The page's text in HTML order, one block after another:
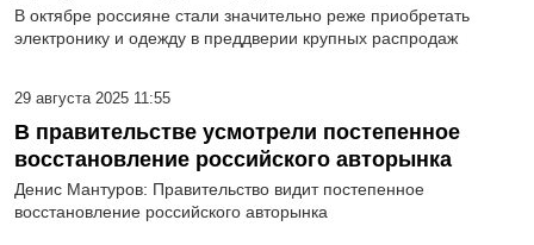
В октябре россияне стали значительно реже приобретать
электронику и одежду в преддверии крупных распродаж
29 августа 2025 11:55
В правительстве усмотрели постепенное
восстановление российского авторынка
Денис Мантуров: Правительство видит постепенное
восстановление российского авторынка